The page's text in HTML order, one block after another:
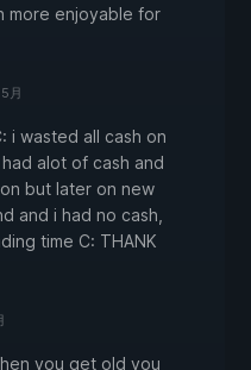
more enjoyable for
月
i wasted all cash on
alot of cash and
but later on new
and i had no cash,
time C: THANK
you get old you